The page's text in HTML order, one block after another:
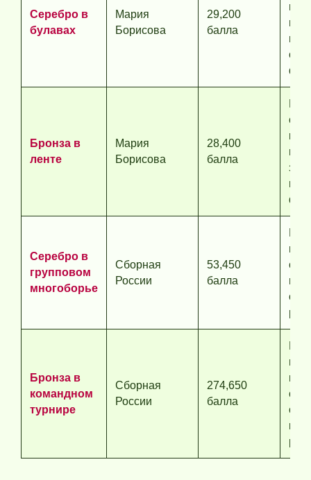
Серебро в
булавах
Мария
Борисова
29,200
балла
Бронза в
ленте
Мария
Борисова
28,400
балла
Серебро в
групповом
многоборье
Сборная
России
53,450
балла
Бронза в
командном
турнире
Сборная
России
274,650
балла
и